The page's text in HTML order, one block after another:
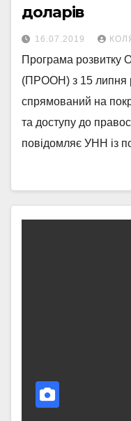
доларів
16.07.2019
Програма розвитку
(ПРООН) з 15 липня
спрямований на
та доступу до
повідомляє УНН із